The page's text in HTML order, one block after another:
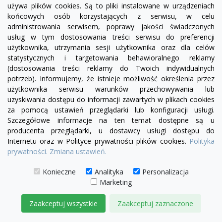
używa plików cookies. Są to pliki instalowane w urządzeniach
końcowych osób korzystających z serwisu, w celu
administrowania serwisem, poprawy jakości świadczonych
usług w tym dostosowania treści serwisu do preferencji
użytkownika, utrzymania sesji użytkownika oraz dla celów
statystycznych i targetowania behawioralnego reklamy
(dostosowania treści reklamy do Twoich indywidualnych
potrzeb). Informujemy, że istnieje możliwość określenia przez
użytkownika serwisu warunków przechowywania lub
uzyskiwania dostępu do informacji zawartych w plikach cookies
za pomocą ustawień przeglądarki lub konfiguracji usługi.
Szczegółowe informacje na ten temat dostępne są u
producenta przeglądarki, u dostawcy usługi dostępu do
Internetu oraz w Polityce prywatności plików cookies. Polityka
prywatności. Zmiana ustawień.
Konieczne Analityka
Personalizacja
Marketing
Zaakceptuj wszystkie Zaakceptuj zaznaczone